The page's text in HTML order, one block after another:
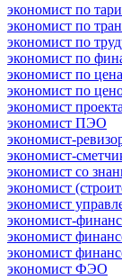
экономист по
экономист по
экономист по
экономист по
экономист по
экономист по
экономист проекта
экономист ПЭО
экономист-
экономист-
экономист со
экономист
экономист
экономист-
экономист
экономист
экономист ФЭО